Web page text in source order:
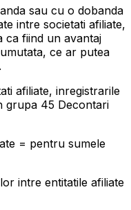
sau cu o dobanda
intre societati afiliate,
ca fiind un avantaj
ce ar putea
afiliate, inregistrarile
grupa 45 Decontari
= pentru sumele
intre entitatile afiliate